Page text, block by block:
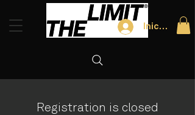
Iniciar
Registration is closed